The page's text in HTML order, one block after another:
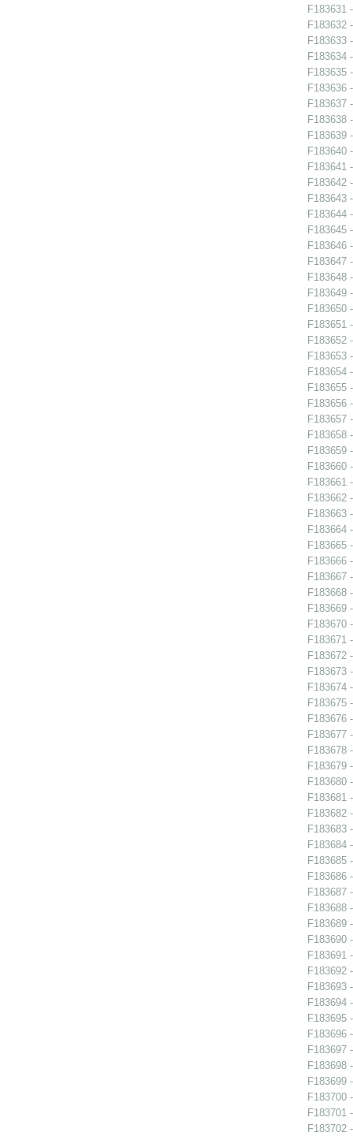
F183631
F183632
F183633
F183634
F183635
F183636
F183637
F183638
F183639
F183640
F183641
F183642
F183643
F183644
F183645
F183646
F183647
F183648
F183649
F183650
F183651
F183652
F183653
F183654
F183655
F183656
F183657
F183658
F183659
F183660
F183661
F183662
F183663
F183664
F183665
F183666
F183667
F183668
F183669
F183670
F183671
F183672
F183673
F183674
F183675
F183676
F183677
F183678
F183679
F183680
F183681
F183682
F183683
F183684
F183685
F183686
F183687
F183688
F183689
F183690
F183691
F183692
F183693
F183694
F183695
F183696
F183697
F183698
F183699
F183700
F183701
F183702